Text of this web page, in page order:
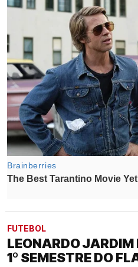
FUTEBOL
LEONARDO
1º SEMESTRE DO